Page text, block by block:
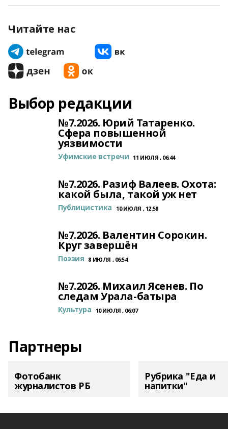
Читайте нас
Выбор редакции
№7.2026. Юрий Татаренко.
Сфера повышенной
уязвимости
Уфимские встречи 11 ИЮЛЯ , 06:44
№7.2026. Разиф Валеев. Охота:
какой была, такой уж нет
Публицистика 10 ИЮЛЯ , 12:58
№7.2026. Валентин Сорокин.
Круг завершён
Поэзия 8 ИЮЛЯ , 06:54
№7.2026. Михаил Ясенев. По
следам Урала-батыра
Культура 10 ИЮЛЯ , 06:07
Партнеры
Фотобанк
журналистов РБ
Рубрика "Еда и
напитки"